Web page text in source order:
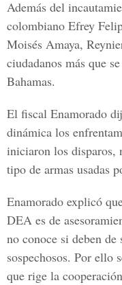
Además del
colombiano Efrey
Moisés Amaya,
ciudadanos más que
Bahamas.
El fiscal Enamorado
dinámica los
iniciaron los disparos,
tipo de armas usadas
Enamorado explicó
DEA es de
no conoce si deben
sospechosos. Por ello
que rige la